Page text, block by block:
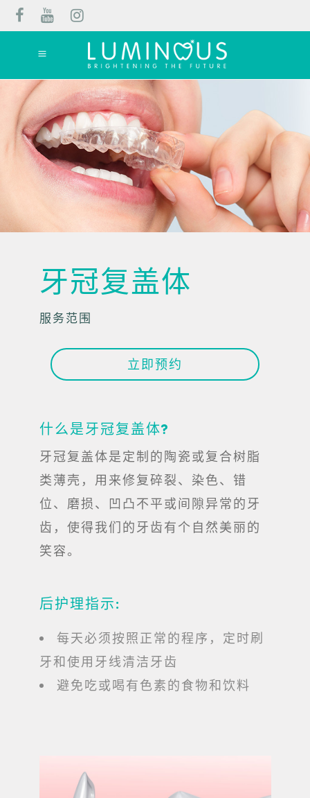
牙冠复盖体
服务范围
立即预约
什么是牙冠复盖体?
牙冠复盖体是定制的陶瓷或复合树脂
类薄壳，用来修复碎裂、染色、错
位、磨损、凹凸不平或间隙异常的牙
齿，使得我们的牙齿有个自然美丽的
笑容。
后护理指示:
每天必须按照正常的程序，定时刷
牙和使用牙线清洁牙齿
避免吃或喝有色素的食物和饮料